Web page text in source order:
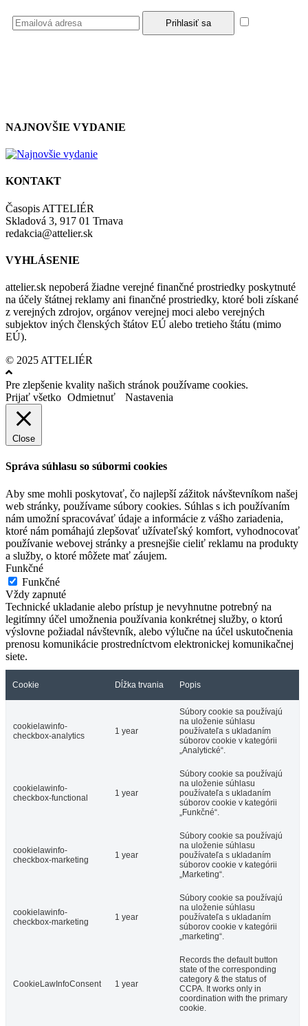
NAJNOVŠIE VYDANIE
KONTAKT
Časopis ATTELIÉR
Skladová 3, 917 01 Trnava
redakcia@attelier.sk
VYHLÁSENIE
attelier.sk nepoberá žiadne verejné finančné prostriedky poskytnuté
na účely štátnej reklamy ani finančné prostriedky, ktoré boli získané
z verejných zdrojov, orgánov verejnej moci alebo verejných
subjektov iných členských štátov EÚ alebo tretieho štátu (mimo
EÚ).
© 2025 ATTELIÉR
Pre zlepšenie kvality našich stránok používame cookies.
Prijať všetko Odmietnuť Nastavenia
Close
Správa súhlasu so súbormi cookies
Aby sme mohli poskytovať, čo najlepší zážitok návštevníkom našej
web stránky, používame súbory cookies. Súhlas s ich používaním
nám umožní spracovávať údaje a informácie z vášho zariadenia,
ktoré nám pomáhajú zlepšovať užívateľský komfort, vyhodnocovať
používanie webovej stránky a presnejšie cieliť reklamu na produkty
a služby, o ktoré môžete mať záujem.
Funkčné
Funkčné
Vždy zapnuté
Technické ukladanie alebo prístup je nevyhnutne potrebný na
legitímny účel umožnenia používania konkrétnej služby, o ktorú
výslovne požiadal návštevník, alebo výlučne na účel uskutočnenia
prenosu komunikácie prostredníctvom elektronickej komunikačnej
siete.
Cookie Dĺžka trvania Popis
cookielawinfo-
checkbox-analytics
1 year
Súbory cookie sa používajú
na uloženie súhlasu
používateľa s ukladaním
súborov cookie v kategórii
„Analytické“.
cookielawinfo-
checkbox-functional
1 year
Súbory cookie sa používajú
na uloženie súhlasu
používateľa s ukladaním
súborov cookie v kategórii
„Funkčné“.
cookielawinfo-
checkbox-marketing
1 year
Súbory cookie sa používajú
na uloženie súhlasu
používateľa s ukladaním
súborov cookie v kategórii
„Marketing“.
cookielawinfo-
checkbox-marketing
1 year
Súbory cookie sa používajú
na uloženie súhlasu
používateľa s ukladaním
súborov cookie v kategórii
„marketing“.
CookieLawInfoConsent 1 year
Records the default button
state of the corresponding
category & the status of
CCPA. It works only in
coordination with the primary
cookie.